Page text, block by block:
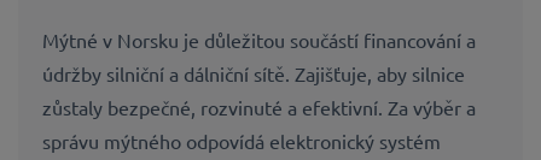
Mýtné v Norsku je důležitou součástí financování a
údržby silniční a dálniční sítě. Zajišťuje, aby silnice
zůstaly bezpečné, rozvinuté a efektivní. Za výběr a
správu mýtného odpovídá elektronický systém